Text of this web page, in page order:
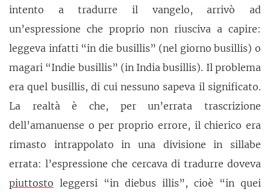
intento a tradurre il vangelo, arrivò ad
un’espressione che proprio non riusciva a capire:
leggeva infatti “in die busillis” (nel giorno busillis) o
magari “Indie busillis” (in India busillis). Il problema
era quel busillis, di cui nessuno sapeva il significato.
La realtà è che, per un’errata trascrizione
dell’amanuense o per proprio errore, il chierico era
rimasto intrappolato in una divisione in sillabe
errata: l’espressione che cercava di tradurre doveva
piuttosto leggersi “in diebus illis”, cioè “in quei